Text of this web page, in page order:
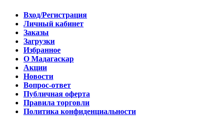
Вход/Регистрация
Личный кабинет
Заказы
Загрузки
Избранное
О Мадагаскар
Акции
Новости
Вопрос-ответ
Публичная оферта
Правила торговли
Политика конфиденциальности